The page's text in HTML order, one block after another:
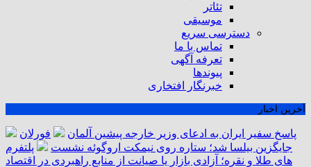
تئاتر
موسیقی
دسترسی سریع
تماس با ما
تعرفه آگهی
پیوندها
خبرنگار افتخاری
آخرین اخبار
پاسخ سفیر ایران به ادعای وزیر خارجه پیشین آلمان
فورلان
جایگزین بیلسا شد؛ ستاره روی نیمکت اروگوئه نشست
پلتفرم
‌های طلا و نقره؛ آزادی بازار یا صیانت از منابع راهبردی در اقتصاد